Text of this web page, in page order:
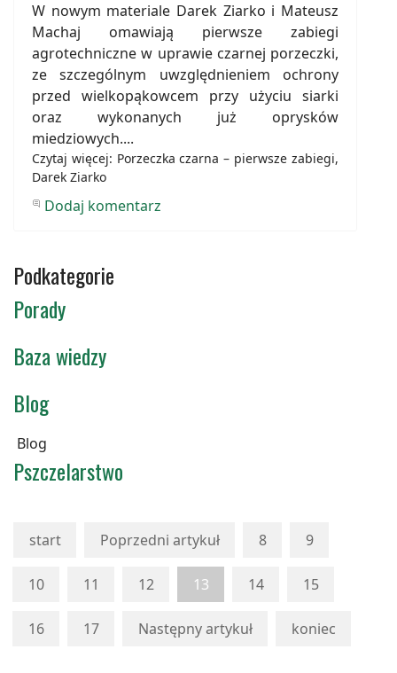
W nowym materiale Darek Ziarko i Mateusz
Machaj omawiają pierwsze zabiegi
agrotechniczne w uprawie czarnej porzeczki,
ze szczególnym uwzględnieniem ochrony
przed wielkopąkowcem przy użyciu siarki
oraz wykonanych już oprysków
miedziowych....
Czytaj więcej: Porzeczka czarna – pierwsze zabiegi,
Darek Ziarko
Dodaj komentarz
Podkategorie
Porady
Baza wiedzy
Blog
Blog
Pszczelarstwo
start Poprzedni artykuł 8 9
10 11 12 13 14 15
16 17 Następny artykuł koniec